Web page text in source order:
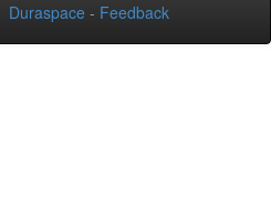
Duraspace - Feedback